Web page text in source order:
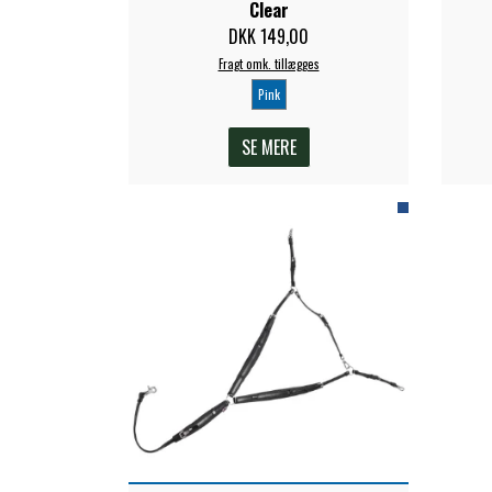
Clear
DKK 149,00
Fragt omk. tillægges
Pink
SE MERE